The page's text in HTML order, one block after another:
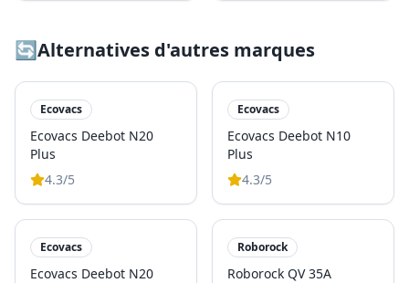
🔄Alternatives d'autres marques
Ecovacs
Ecovacs Deebot N20
Plus
4.3/5
Ecovacs
Ecovacs Deebot N10
Plus
4.3/5
Ecovacs
Ecovacs Deebot N20
Roborock
Roborock QV 35A